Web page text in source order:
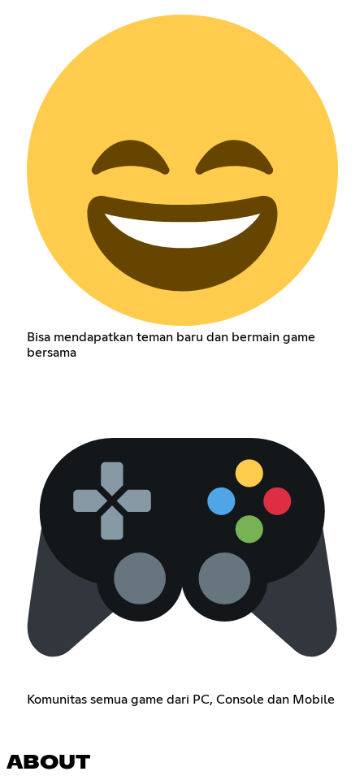
Bisa mendapatkan teman baru dan bermain game
bersama
Komunitas semua game dari PC, Console dan Mobile
ABOUT